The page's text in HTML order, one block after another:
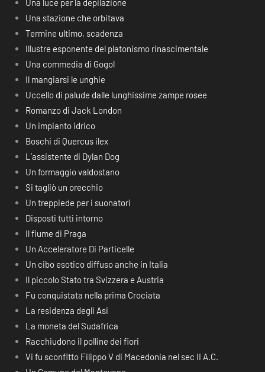
Una luce per la depilazione
Una stazione che orbitava
Termine ultimo, scadenza
Illustre esponente del platonismo rinascimentale
Una commedia di Gogol
Il mangiarsi le unghie
Uccello di palude dalle lunghissime zampe rosee
Romanzo di Jack London
Un impianto idrico
Boschi di Quercus ilex
L’assistente di Dylan Dog
Un formaggio valdostano
Si tagliò un orecchio
Un treppiede per i suonatori
Disposti tutti intorno
Il fiume di Praga
Un Acceleratore Di Particelle
Un cibo esotico diffuso anche in Italia
Il piccolo Stato tra Svizzera e Austria
Fu conquistata nella prima Crociata
La residenza degli Asi
La moneta del Sudafrica
Racchiudono il polline dei fiori
Vi fu sconfitto Filippo V di Macedonia nel sec II A.C.